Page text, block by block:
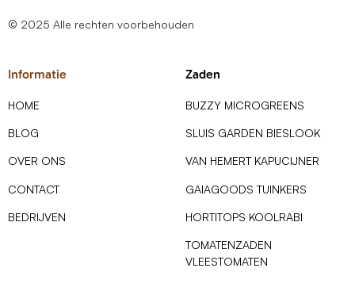
© 2025 Alle rechten voorbehouden
Informatie
HOME
BLOG
OVER ONS
CONTACT
BEDRIJVEN
Zaden
BUZZY MICROGREENS
SLUIS GARDEN BIESLOOK
VAN HEMERT KAPUCIJNER
GAIAGOODS TUINKERS
HORTITOPS KOOLRABI
TOMATENZADEN
VLEESTOMATEN